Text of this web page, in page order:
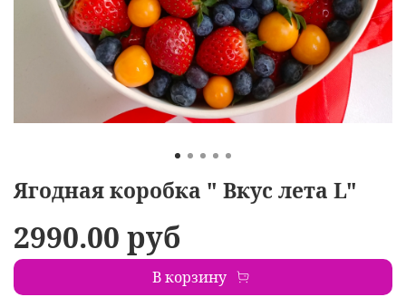
Ягодная коробка " Вкус лета L"
2990.00 руб
В корзину